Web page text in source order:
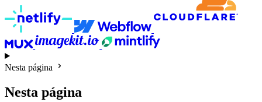
Nesta página
Nesta página